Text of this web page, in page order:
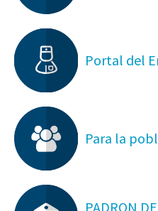
Portal del
Para la
PADRON